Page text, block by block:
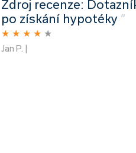
Zdroj recenze:
po získání hypotéky ”
★ ★ ★ ★ ★
Jan P. |